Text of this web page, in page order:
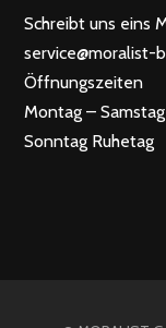
Schreibt uns eins
service@moralist-
Öffnungszeiten
Montag –
Sonntag Ruhetag